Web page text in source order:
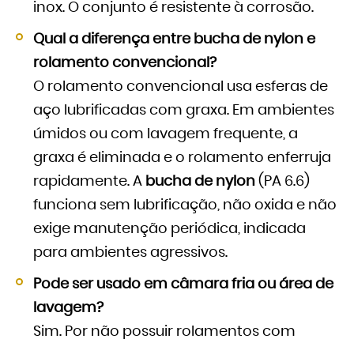
inox. O conjunto é resistente à corrosão.
Qual a diferença entre bucha de nylon e
rolamento convencional?
O rolamento convencional usa esferas de
aço lubrificadas com graxa. Em ambientes
úmidos ou com lavagem frequente, a
graxa é eliminada e o rolamento enferruja
rapidamente. A bucha de nylon (PA 6.6)
funciona sem lubrificação, não oxida e não
exige manutenção periódica, indicada
para ambientes agressivos.
Pode ser usado em câmara fria ou área de
lavagem?
Sim. Por não possuir rolamentos com